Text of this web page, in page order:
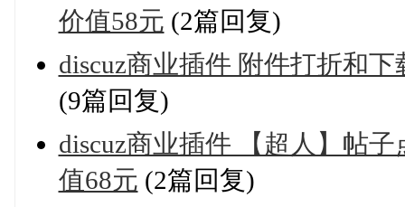
价值58元 (2篇回复)
discuz商业插件 附件打折和
(9篇回复)
discuz商业插件 【超人】帖
值68元 (2篇回复)